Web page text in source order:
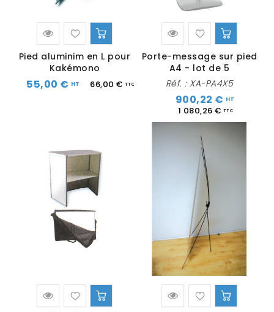
Pied aluminim en L pour
Kakémono
55,00 € 66,00 €
Porte-message sur pied
A4 - lot de 5
Réf. : XA-PA4X5
900,22 €
1 080,26 €